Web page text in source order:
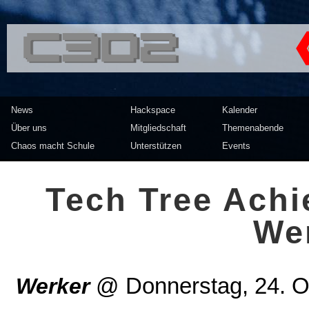
<<</>> Chaos Computer
News
Über uns
Chaos macht Schule
Hackspace
Mitgliedschaft
Unterstützen
Kalender
Themenabende
Events
Tech Tree
Werker@ Donnerstag, 24.